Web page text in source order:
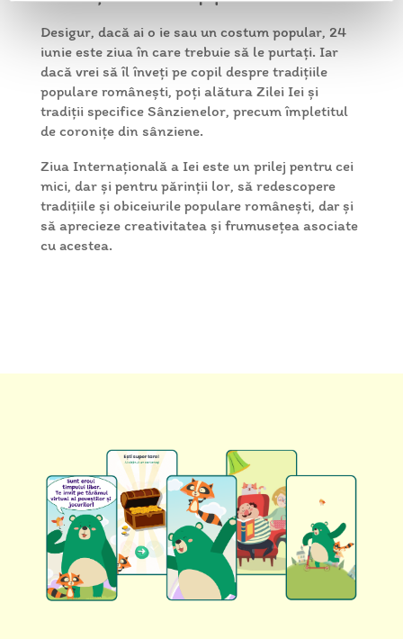
Desigur, dacă ai o ie sau un costum popular, 24
iunie este ziua în care trebuie să le purtați. Iar
dacă vrei să îl înveți pe copil despre tradițiile
populare românești, poți alătura Zilei Iei și
tradiții specifice Sânzienelor, precum împletitul
de coronițe din sânziene.
Ziua Internațională a Iei este un prilej pentru cei
mici, dar și pentru părinții lor, să redescopere
tradițiile și obiceiurile populare românești, dar și
să aprecieze creativitatea și frumusețea asociate
cu acestea.